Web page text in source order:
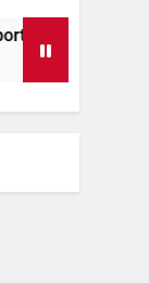
tras